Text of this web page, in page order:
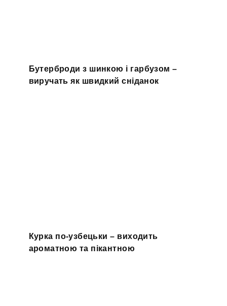
Бутерброди з шинкою і гарбузом –
виручать як швидкий сніданок
Курка по-узбецьки – виходить
ароматною та пікантною